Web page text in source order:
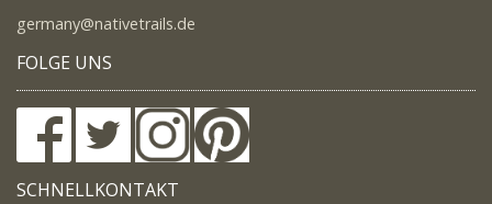
germany@nativetrails.de
FOLGE UNS
SCHNELLKONTAKT